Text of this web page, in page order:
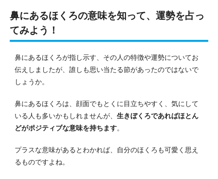
鼻にあるほくろの意味を知って、運勢を占っ
てみよう！
鼻にあるほくろが指し示す、その人の特徴や運勢についてお
伝えしましたが、誰しも思い当たる節があったのではないで
しょうか。
鼻にあるほくろは、顔面でもとくに目立ちやすく、気にして
いる人も多いかもしれませんが、 生きぼくろであればほとん
どがポジティブな意味を持ちます。
プラスな意味があるとわかれば、自分のほくろも可愛く思え
るものですよね。